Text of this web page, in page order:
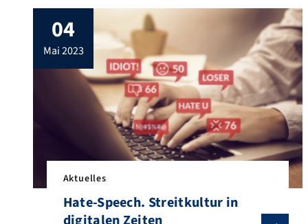
04
mai 2023
Aktuelles
Hate-Speech. Streitkultur in